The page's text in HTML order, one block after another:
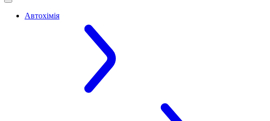
Автохімія